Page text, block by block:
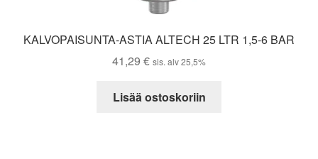
KALVOPAISUNTA-ASTIA ALTECH 25 LTR 1,5-6 BAR
41,29 € sis. alv 25,5%
Lisää ostoskoriin